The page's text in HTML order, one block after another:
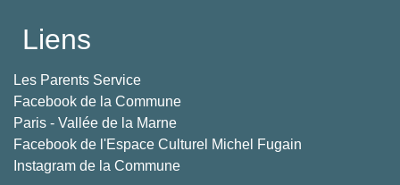
Liens
Les Parents Service
Facebook de la Commune
Paris - Vallée de la Marne
Facebook de l'Espace Culturel Michel Fugain
Instagram de la Commune